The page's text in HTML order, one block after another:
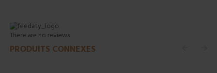
There are no reviews
PRODUITS CONNEXES